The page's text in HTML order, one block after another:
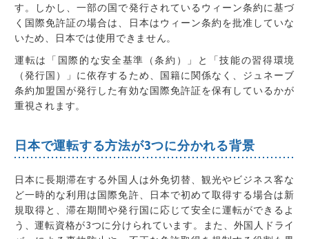
す。しかし、一部の国で発行されているウィーン条約に基づ
く国際免許証の場合は、日本はウィーン条約を批准していな
いため、日本では使用できません。
運転は「国際的な安全基準（条約）」と「技能の習得環境
（発行国）」に依存するため、国籍に関係なく、ジュネーブ
条約加盟国が発行した有効な国際免許証を保有しているかが
重視されます。
日本で運転する方法が3つに分かれる背景
日本に長期滞在する外国人は外免切替、観光やビジネス客な
ど一時的な利用は国際免許、日本で初めて取得する場合は新
規取得と、滞在期間や発行国に応じて安全に運転ができるよ
う、運転資格が3つに分けられています。また、外国人ドライ